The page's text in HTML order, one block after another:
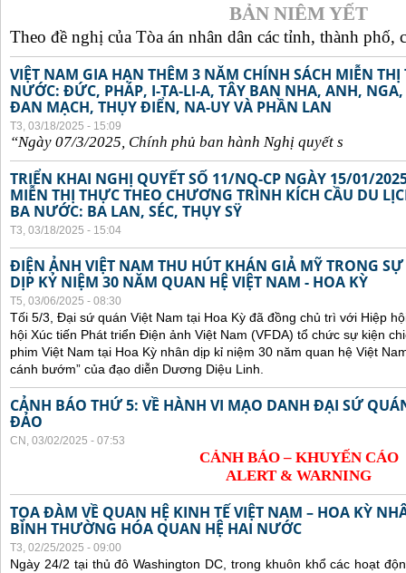
BẢN NIÊM YẾT
Theo đề nghị của Tòa án nhân dân các tỉnh, thành phố,
VIỆT NAM GIA HẠN THÊM 3 NĂM CHÍNH SÁCH MIỄN
NƯỚC: ĐỨC, PHÁP, I-TA-LI-A, TÂY BAN NHA, ANH,
ĐAN MẠCH, THỤY ĐIỂN, NA-UY VÀ PHẦN LAN
T3, 03/18/2025 - 15:09
“Ngày 07/3/2025, Chính phủ ban hành Nghị quyết s
TRIỂN KHAI NGHỊ QUYẾT SỐ 11/NQ-CP NGÀY 15/01/
MIỄN THỊ THỰC THEO CHƯƠNG TRÌNH KÍCH CẦU DU
BA NƯỚC: BA LAN, SÉC, THỤY SŸ
T3, 03/18/2025 - 15:04
ĐIỆN ẢNH VIỆT NAM THU HÚT KHÁN GIẢ MỸ TRONG
DỊP KỶ NIỆM 30 NĂM QUAN HỆ VIỆT NAM - HOA KỲ
T5, 03/06/2025 - 08:30
Tối 5/3, Đại sứ quán Việt Nam tại Hoa Kỳ đã đồng chủ trì với Hiệp
hội Xúc tiến Phát triển Điện ảnh Việt Nam (VFDA) tổ chức sự kiện
phim Việt Nam tại Hoa Kỳ nhân dịp kỉ niệm 30 năm quan hệ Việt
cánh bướm” của đạo diễn Dương Diệu Linh.
CẢNH BÁO THỨ 5: VỀ HÀNH VI MẠO DANH ĐẠI SỨ
ĐẢO
CN, 03/02/2025 - 07:53
CẢNH BÁO – KHUYẾN CÁO
ALERT & WARNING
TỌA ĐÀM VỀ QUAN HỆ KINH TẾ VIỆT NAM – HOA KỲ
BÌNH THƯỜNG HÓA QUAN HỆ HAI NƯỚC
T3, 02/25/2025 - 09:00
Ngày 24/2 tại thủ đô Washington DC, trong khuôn khổ các hoạt